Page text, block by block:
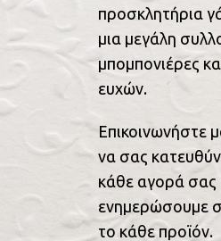
προσκλητήρια
μια μεγάλη
μπομπονιέρες
ευχών.
Επικοινωνήστε
να σας
κάθε αγορά σας
ενημερώσουμε
το κάθε προϊόν.